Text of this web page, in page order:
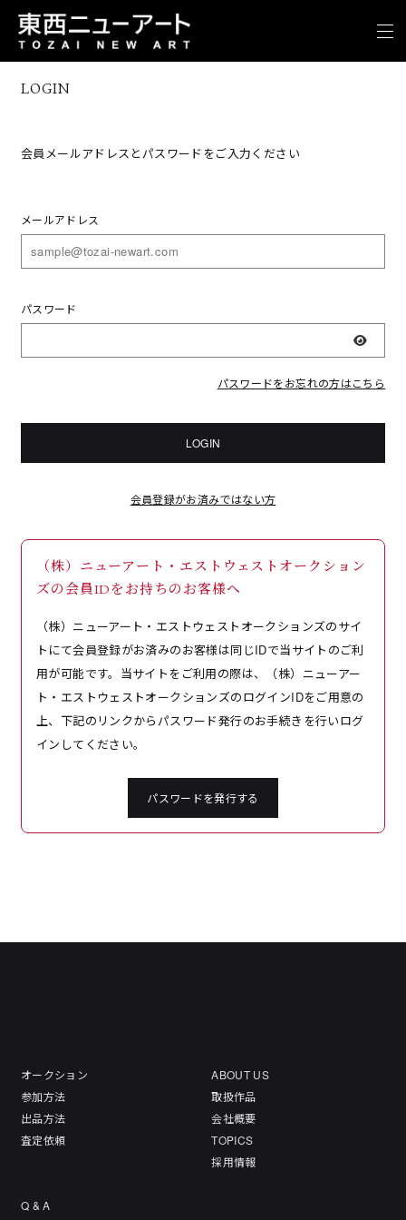
LOGIN
会員メールアドレスとパスワードをご入力ください
メールアドレス
パスワード
表示
パスワードをお忘れの方はこちら
LOGIN
会員登録がお済みではない方
（株）ニューアート・エストウェストオークション
ズの会員IDをお持ちのお客様へ
（株）ニューアート・エストウェストオークションズのサイ
トにて会員登録がお済みのお客様は同じIDで当サイトのご利
用が可能です。当サイトをご利用の際は、（株）ニューアー
ト・エストウェストオークションズのログインIDをご用意の
上、下記のリンクからパスワード発行のお手続きを行いログ
インしてください。
パスワードを発行する
オークション
参加方法
出品方法
査定依頼
ABOUT US
取扱作品
会社概要
TOPICS
採用情報
Q & A